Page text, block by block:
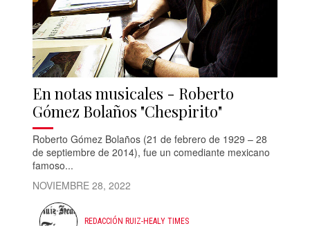
En notas musicales - Roberto
Gómez Bolaños "Chespirito"
Roberto Gómez Bolaños (21 de febrero de 1929 – 28
de septiembre de 2014), fue un comediante mexicano
famoso...
NOVIEMBRE 28, 2022
REDACCIÓN RUIZ-HEALY TIMES